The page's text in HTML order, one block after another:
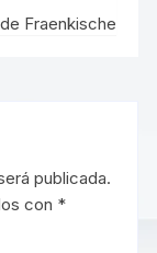
Fraenkische
publicada.
con *